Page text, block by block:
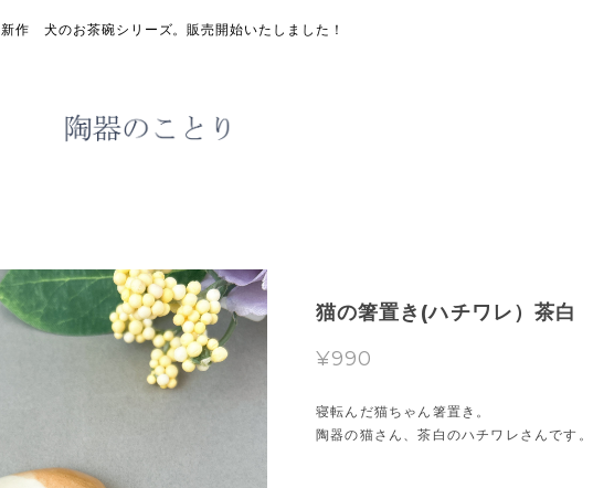
新作 犬のお茶碗シリーズ。販売開始いたしました！
猫の箸置き(ハチワレ）茶白
¥990
寝転んだ猫ちゃん箸置き。
陶器の猫さん、茶白のハチワレさんです。